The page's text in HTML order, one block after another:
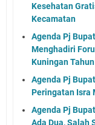
Kesehatan
Kecamatan
Agenda Pj
Menghadiri
Kuningan
Agenda Pj
Peringatan Isra
Agenda Pj
Ada Dua, Salah